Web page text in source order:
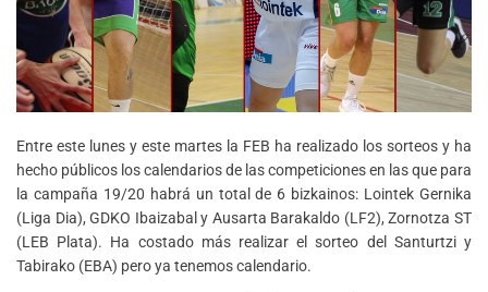
Entre este lunes y este martes la FEB ha realizado los sorteos y ha
hecho públicos los calendarios de las competiciones en las que para
la campaña 19/20 habrá un total de 6 bizkainos: Lointek Gernika
(Liga Dia), GDKO Ibaizabal y Ausarta Barakaldo (LF2), Zornotza ST
(LEB Plata). Ha costado más realizar el sorteo del Santurtzi y
Tabirako (EBA) pero ya tenemos calendario.